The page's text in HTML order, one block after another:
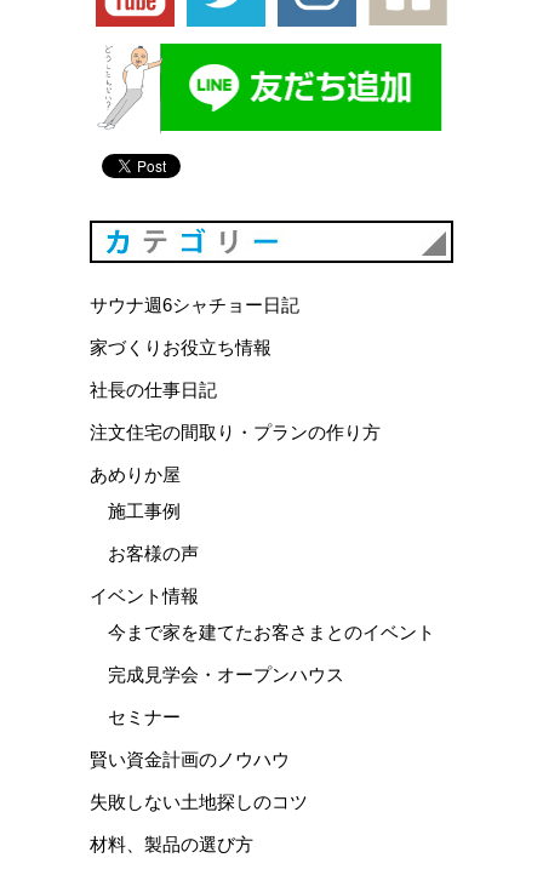
サウナ週6シャチョー日記
家づくりお役立ち情報
社長の仕事日記
注文住宅の間取り・プランの作り方
あめりか屋
施工事例
お客様の声
イベント情報
今まで家を建てたお客さまとのイベント
完成見学会・オープンハウス
セミナー
賢い資金計画のノウハウ
失敗しない土地探しのコツ
材料、製品の選び方